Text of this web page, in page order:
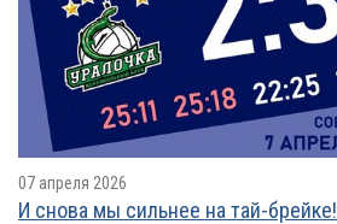
07 апреля 2026
И снова мы сильнее на тай-брейке!